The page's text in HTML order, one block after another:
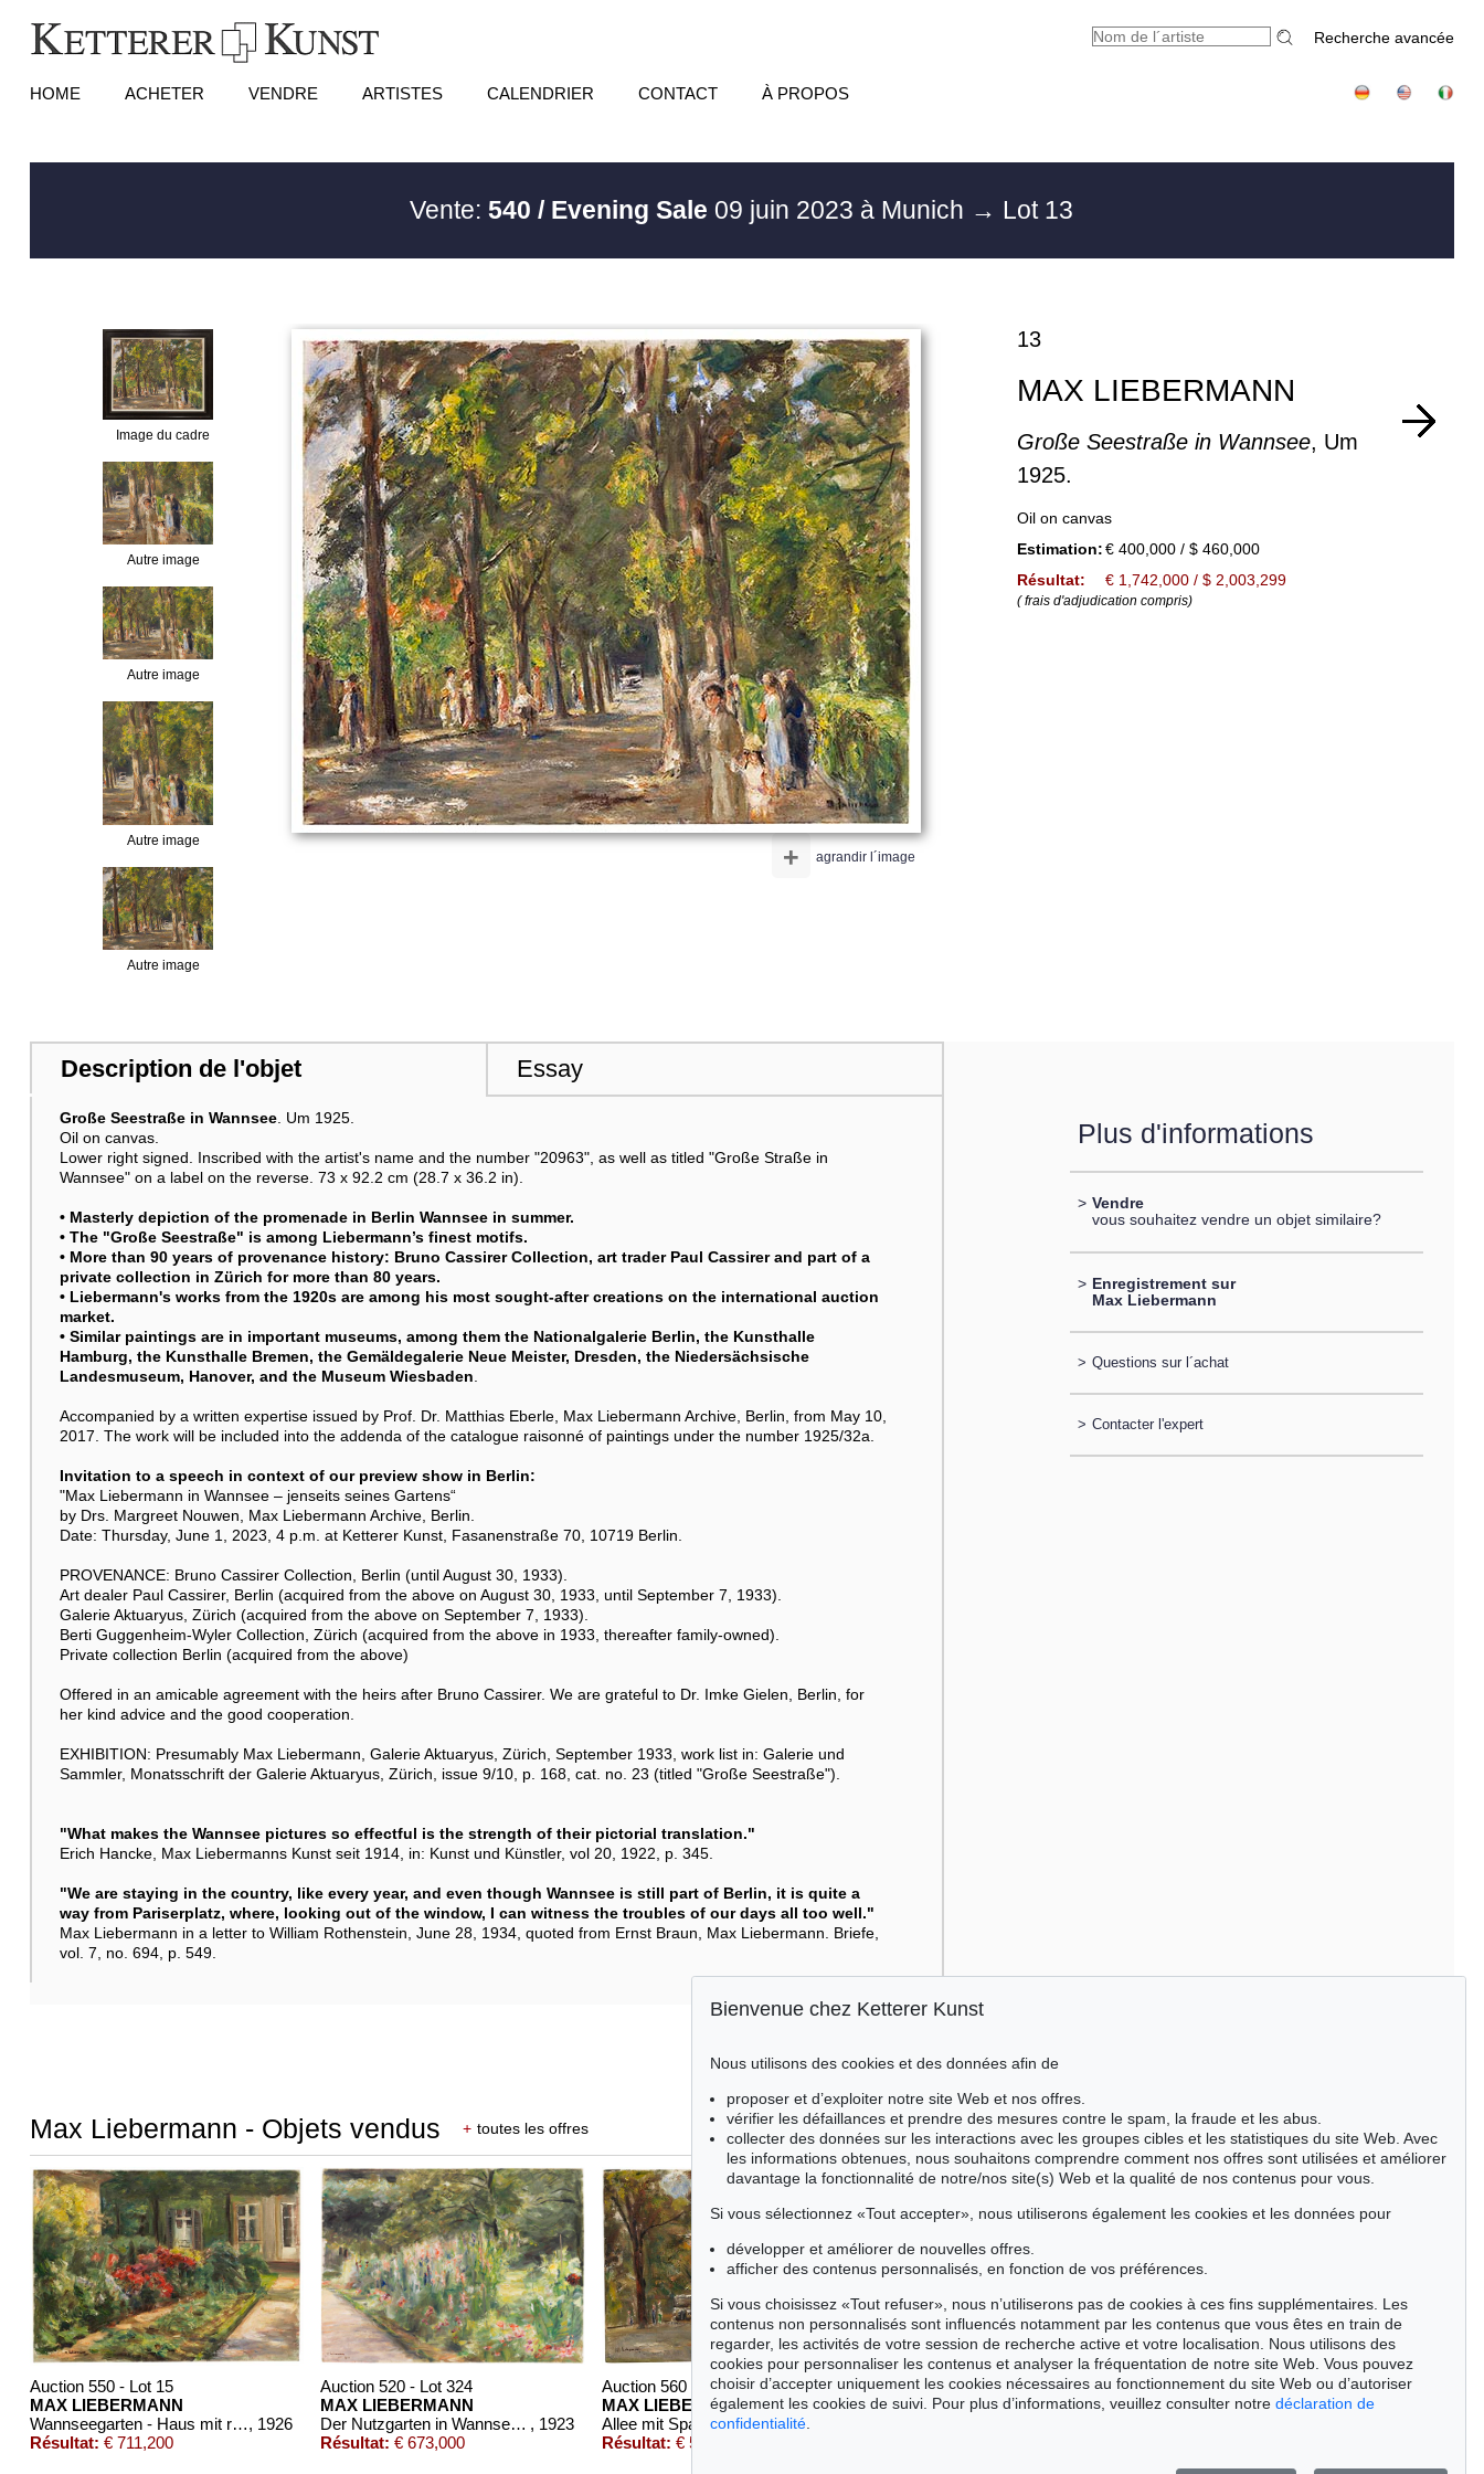
Recherche avancée
HOME ACHETER VENDRE ARTISTES CALENDRIER CONTACT À PROPOS
Vente:540 / Evening Sale 09 juin 2023 à Munich → Lot 13
Image du cadre
Autre image
Autre image
Autre image
Autre image
Autre image
Autre image
Autre image
Autre image
Autre image
Autre image
agrandir l´image
+
13
MAX LIEBERMANN
Große Seestraße in Wannsee, Um
1925.
Oil on canvas
Estimation: € 400,000 / $ 460,000
Résultat:
€ 1,742,000 / $ 2,003,299
( frais d'adjudication compris)
Description de l'objet Essay
Große Seestraße in Wannsee. Um 1925.
Oil on canvas.
Lower right signed. Inscribed with the artist's name and the number "20963", as well as titled "Große Straße in
Wannsee" on a label on the reverse. 73 x 92.2 cm (28.7 x 36.2 in).
• Masterly depiction of the promenade in Berlin Wannsee in summer.
• The "Große Seestraße" is among Liebermann’s finest motifs.
• More than 90 years of provenance history: Bruno Cassirer Collection, art trader Paul Cassirer and part of a
private collection in Zürich for more than 80 years.
• Liebermann's works from the 1920s are among his most sought-after creations on the international auction
market.
• Similar paintings are in important museums, among them the Nationalgalerie Berlin, the Kunsthalle
Hamburg, the Kunsthalle Bremen, the Gemäldegalerie Neue Meister, Dresden, the Niedersächsische
Landesmuseum, Hanover, and the Museum Wiesbaden
Accompanied by a written expertise issued by Prof. Dr. Matthias Eberle, Max Liebermann Archive, Berlin, from May 10,
2017. The work will be included into the addenda of the catalogue raisonné of paintings under the number 1925/32a.
Invitation to a speech in context of our preview show in Berlin:
"Max Liebermann in Wannsee – jenseits seines Gartens“
by Drs. Margreet Nouwen, Max Liebermann Archive, Berlin.
Date: Thursday, June 1, 2023, 4 p.m. at Ketterer Kunst, Fasanenstraße 70, 10719 Berlin.
PROVENANCE: Bruno Cassirer Collection, Berlin (until August 30, 1933).
Art dealer Paul Cassirer, Berlin (acquired from the above on August 30, 1933, until September 7, 1933).
Galerie Aktuaryus, Zürich (acquired from the above on September 7, 1933).
Berti Guggenheim-Wyler Collection, Zürich (acquired from the above in 1933, thereafter family-owned).
Private collection Berlin (acquired from the above)
Offered in an amicable agreement with the heirs after Bruno Cassirer. We are grateful to Dr. Imke Gielen, Berlin, for
her kind advice and the good cooperation.
EXHIBITION: Presumably Max Liebermann, Galerie Aktuaryus, Zürich, September 1933, work list in: Galerie und
Sammler, Monatsschrift der Galerie Aktuaryus, Zürich, issue 9/10, p. 168, cat. no. 23 (titled "Große Seestraße").
"What makes the Wannsee pictures so effectful is the strength of their pictorial translation."
Erich Hancke, Max Liebermanns Kunst seit 1914, in: Kunst und Künstler, vol 20, 1922, p. 345.
"We are staying in the country, like every year, and even though Wannsee is still part of Berlin, it is quite a
way from Pariserplatz, where, looking out of the window, I can witness the troubles of our days all too well."
Max Liebermann in a letter to William Rothenstein, June 28, 1934, quoted from Ernst Braun, Max Liebermann. Briefe,
vol. 7, no. 694, p. 549.
Plus d'informations
> Vendre
vous souhaitez vendre un objet similaire?
> Enregistrement sur
Max Liebermann
> Questions sur l´achat
> Contacter l'expert
Max Liebermann - Objets vendus + toutes les offres
Auction 550 - Lot 15
MAX LIEBERMANN
Wannseegarten - Haus mit roten Stauden, 1926
Résultat: € 711,200
Auction 520 - Lot 324
MAX LIEBERMANN
Der Nutzgarten in Wannsee nach Südosten , 1923
Résultat: € 673,000
Auction 560 - Lot 13
MAX LIEBERMANN
Allee mit Spaziergängern und Automobilen, 1924
Résultat: € 571,500
Auction 342 - Lot 252
MAX LIEBERMANN
Auction 525 - Lot 211
MAX LIEBERMANN
Bienvenue chez Ketterer Kunst
Nous utilisons des cookies et des données afin de
proposer et d’exploiter notre site Web et nos offres.
vérifier les défaillances et prendre des mesures contre le spam, la fraude et les abus.
collecter des données sur les interactions avec les groupes cibles et les statistiques du site Web. Avec
les informations obtenues, nous souhaitons comprendre comment nos offres sont utilisées et améliorer
davantage la fonctionnalité de notre/nos site(s) Web et la qualité de nos contenus pour vous.
Si vous sélectionnez «Tout accepter», nous utiliserons également les cookies et les données pour
développer et améliorer de nouvelles offres.
afficher des contenus personnalisés, en fonction de vos préférences.
Si vous choisissez «Tout refuser», nous n’utiliserons pas de cookies à ces fins supplémentaires. Les
contenus non personnalisés sont influencés notamment par les contenus que vous êtes en train de
regarder, les activités de votre session de recherche active et votre localisation. Nous utilisons des
cookies pour personnaliser les contenus et analyser la fréquentation de notre site Web. Vous pouvez
choisir d’accepter uniquement les cookies nécessaires au fonctionnement du site Web ou d’autoriser
également les cookies de suivi. Pour plus d’informations, veuillez consulter notre déclaration de
confidentialité